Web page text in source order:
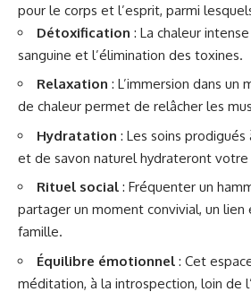
pour le corps et l’esprit, parmi
Détoxification : La chaleur
sanguine et l’élimination des toxines.
Relaxation : L’immersion dans
de chaleur permet de relâcher les
Hydratation : Les soins prodigués
et de savon naturel hydrateront votre
Rituel social : Fréquenter un
partager un moment convivial, un lien
famille.
Équilibre émotionnel : Cet
méditation, à la introspection, loin de